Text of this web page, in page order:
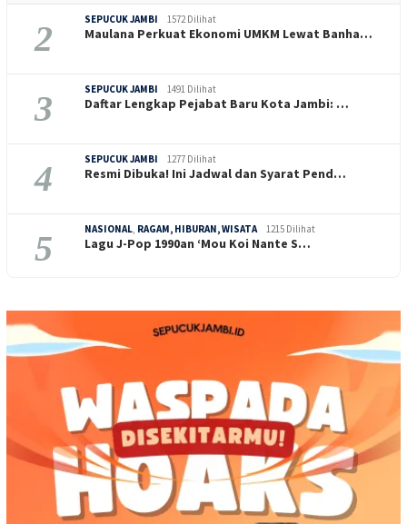
2 SEPUCUK JAMBI 1572 Dilihat
Maulana Perkuat Ekonomi UMKM Lewat Banha…
3 SEPUCUK JAMBI 1491 Dilihat
Daftar Lengkap Pejabat Baru Kota Jambi: …
4 SEPUCUK JAMBI 1277 Dilihat
Resmi Dibuka! Ini Jadwal dan Syarat Pend…
5 NASIONAL, RAGAM, HIBURAN, WISATA 1215 Dilihat
Lagu J-Pop 1990an ‘Mou Koi Nante S…